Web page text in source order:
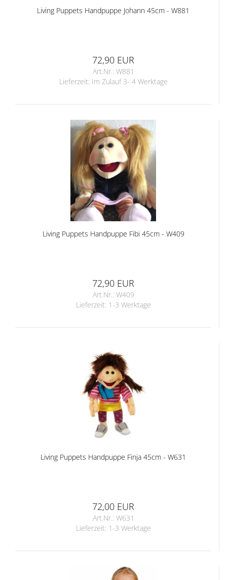
Living Puppets Handpuppe Johann 45cm - W881
72,90 EUR
Art.Nr.: W881
Lieferzeit: Im Zulauf 3- 4 Werktage
Living Puppets Handpuppe Fibi 45cm - W409
72,90 EUR
Art.Nr.: W409
Lieferzeit: 1-3 Werktage
Living Puppets Handpuppe Finja 45cm - W631
72,00 EUR
Art.Nr.: W631
Lieferzeit: 1-3 Werktage